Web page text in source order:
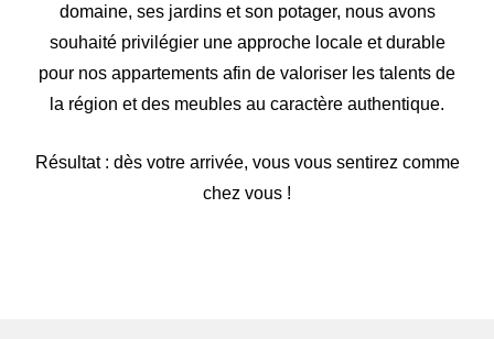
domaine, ses jardins et son potager, nous avons
souhaité privilégier une approche locale et durable
pour nos appartements afin de valoriser les talents de
la région et des meubles au caractère authentique.
Résultat : dès votre arrivée, vous vous sentirez comme
chez vous !